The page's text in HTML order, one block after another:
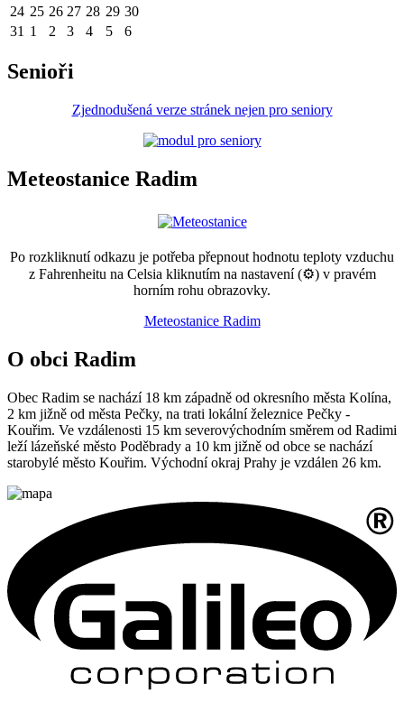
24 25 26 27 28 29 30
31 1 2 3 4 5 6
Senioři
Zjednodušená verze stránek nejen pro seniory
Meteostanice Radim
Po rozkliknutí odkazu je potřeba přepnout hodnotu teploty vzduchu
z Fahrenheitu na Celsia kliknutím na nastavení (⚙) v pravém
horním rohu obrazovky.
Meteostanice Radim
O obci Radim
Obec Radim se nachází 18 km západně od okresního města Kolína,
2 km jižně od města Pečky, na trati lokální železnice Pečky -
Kouřim. Ve vzdálenosti 15 km severovýchodním směrem od Radimi
leží lázeňské město Poděbrady a 10 km jižně od obce se nachází
starobylé město Kouřim. Východní okraj Prahy je vzdálen 26 km.